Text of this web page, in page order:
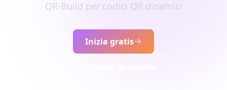
QR-Build per codici QR dinamici
Inizia gratis